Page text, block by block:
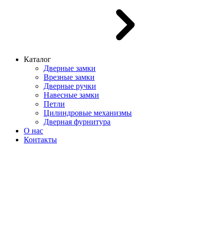
Каталог
Дверные замки
Врезные замки
Дверные ручки
Навесные замки
Петли
Цилиндровые механизмы
Дверная фурнитура
О нас
Контакты